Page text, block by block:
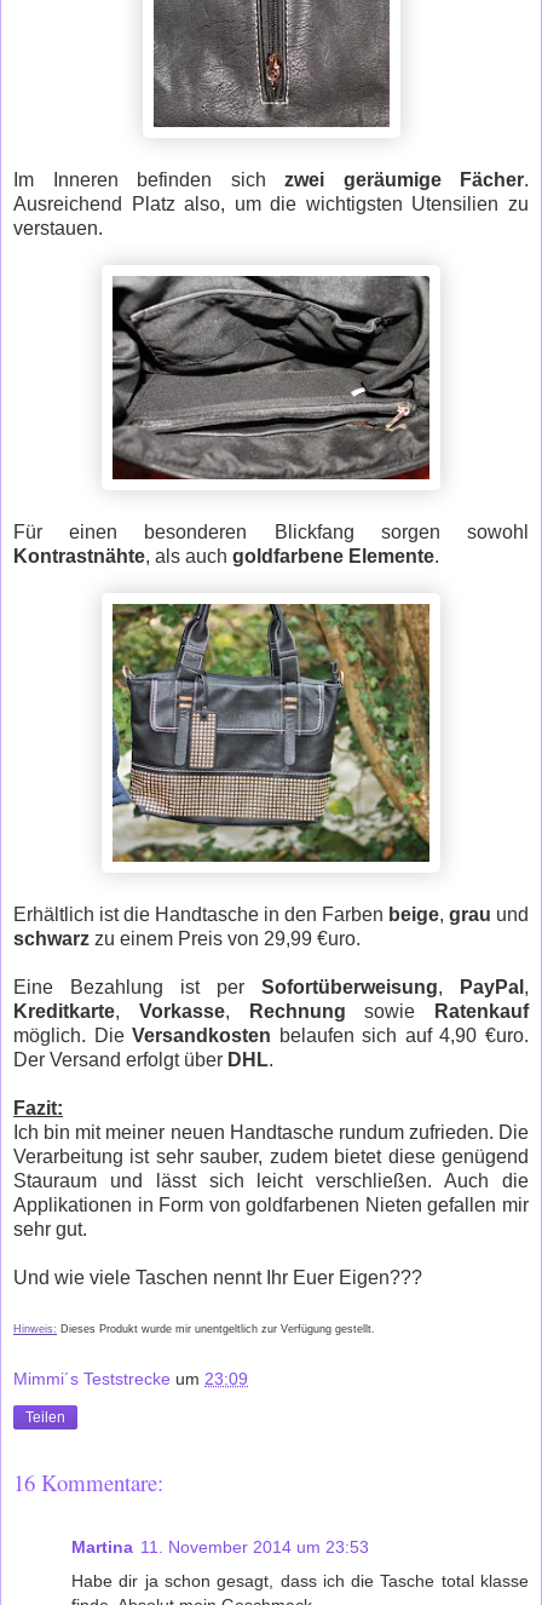
Im Inneren befinden sich zwei geräumige Fächer.
Ausreichend Platz also, um die wichtigsten Utensilien zu
verstauen.
Für einen besonderen Blickfang sorgen sowohl
Kontrastnähte, als auch goldfarbene Elemente.
Erhältlich ist die Handtasche in den Farben beige, grau und
schwarz zu einem Preis von 29,99 €uro.
Eine Bezahlung ist per Sofortüberweisung, PayPal ,
Kreditkarte, Vorkasse, Rechnung sowie
Ratenkauf
möglich. DieVersandkosten belaufen sich auf 4,90 €uro.
Der Versand erfolgt über DHL.
Fazit:
Ich bin mit meiner neuen Handtasche rundum zufrieden. Die
Verarbeitung ist sehr sauber, zudem bietet diese genügend
Stauraum und lässt sich leicht verschließen. Auch die
Applikationen in Form von goldfarbenen Nieten gefallen mir
sehr gut.
Und wie viele Taschen nennt Ihr Euer Eigen???
Hinweis: Dieses Produkt wurde mir unentgeltlich zur Verfügung gestellt.
Mimmi´s Teststrecke um 23:09
Teilen
16 Kommentare:
Martina 11. November 2014 um 23:53
Habe dir ja schon gesagt, dass ich die Tasche total klasse